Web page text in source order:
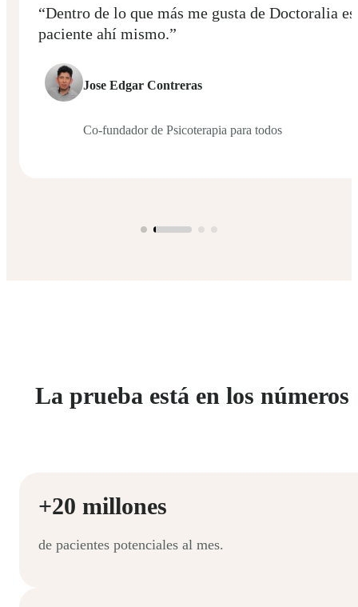
“Dentro de lo que más me gusta de Doctoralia
paciente ahí mismo.”
Jose Edgar Contreras
Co-fundador de Psicoterapia para todos
La prueba está en los números
+20 millones
de pacientes potenciales al mes.